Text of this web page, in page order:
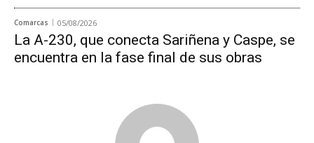
Comarcas 05/08/2026
La A-230, que conecta Sariñena y Caspe, se
encuentra en la fase final de sus obras